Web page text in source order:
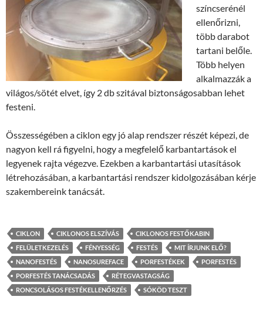
színcserénél
ellenőrizni,
több darabot
tartani belőle.
Több helyen
alkalmazzák a
világos/sötét elvet, így 2 db szitával biztonságosabban lehet
festeni.
Összességében a ciklon egy jó alap rendszer részét képezi, de
nagyon kell rá figyelni, hogy a megfelelő karbantartások el
legyenek rajta végezve. Ezekben a karbantartási utasítások
létrehozásában, a karbantartási rendszer kidolgozásában kérje
szakembereink tanácsát.
CIKLON CIKLONOS ELSZÍVÁS
CIKLONOS FESTŐKABIN
FELÜLETKEZELÉS
FÉNYESSÉG FESTÉS
MIT ÍRJUNK ELŐ?
NANOFESTÉS
NANOSUREFACE PORFESTÉKEK
PORFESTÉS
PORFESTÉS TANÁCSADÁS
RÉTEGVASTAGSÁG
RONCSOLÁSOS FESTÉKELLENŐRZÉS
SÓKÖD TESZT